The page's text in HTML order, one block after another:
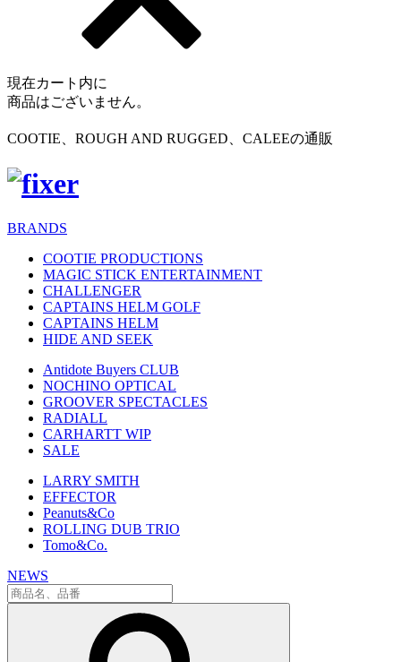
現在カート内に
商品はございません。
COOTIE、ROUGH AND RUGGED、CALEEの通販
BRANDS
COOTIE PRODUCTIONS
MAGIC STICK ENTERTAINMENT
CHALLENGER
CAPTAINS HELM GOLF
CAPTAINS HELM
HIDE AND SEEK
Antidote Buyers CLUB
NOCHINO OPTICAL
GROOVER SPECTACLES
RADIALL
CARHARTT WIP
SALE
LARRY SMITH
EFFECTOR
Peanuts&Co
ROLLING DUB TRIO
Tomo&Co.
NEWS